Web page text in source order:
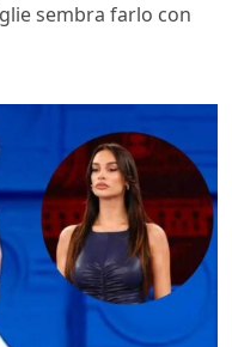
sembra farlo con